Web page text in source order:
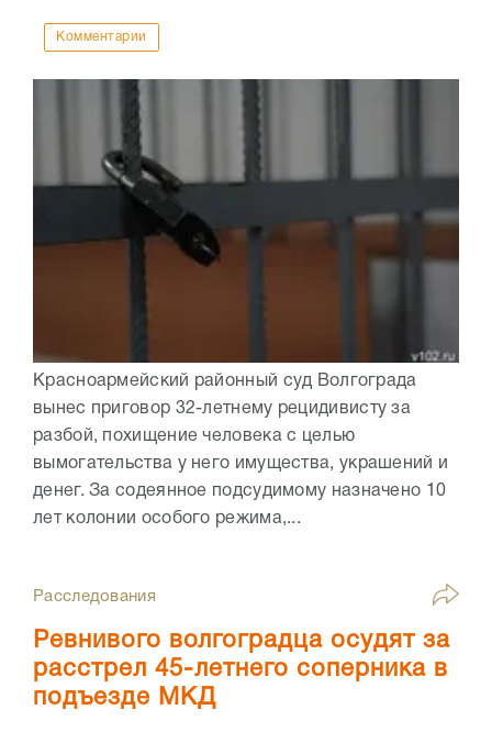
Комментарии
Красноармейский районный суд Волгограда
вынес приговор 32-летнему рецидивисту за
разбой, похищение человека с целью
вымогательства у него имущества, украшений и
денег. За содеянное подсудимому назначено 10
лет колонии особого режима,...
Расследования
Ревнивого волгоградца осудят за
расстрел 45-летнего соперника в
подъезде МКД